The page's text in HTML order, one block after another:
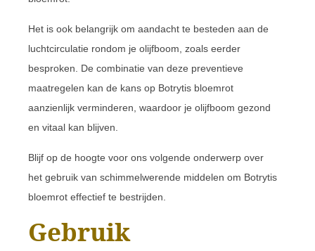
Het is ook belangrijk om aandacht te besteden aan de
luchtcirculatie rondom je olijfboom, zoals eerder
besproken. De combinatie van deze preventieve
maatregelen kan de kans op Botrytis bloemrot
aanzienlijk verminderen, waardoor je olijfboom gezond
en vitaal kan blijven.
Blijf op de hoogte voor ons volgende onderwerp over
het gebruik van schimmelwerende middelen om Botrytis
bloemrot effectief te bestrijden.
Gebruik